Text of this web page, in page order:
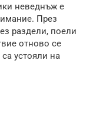
неведнъж е
През
раздели, поели
отново се
устояли на